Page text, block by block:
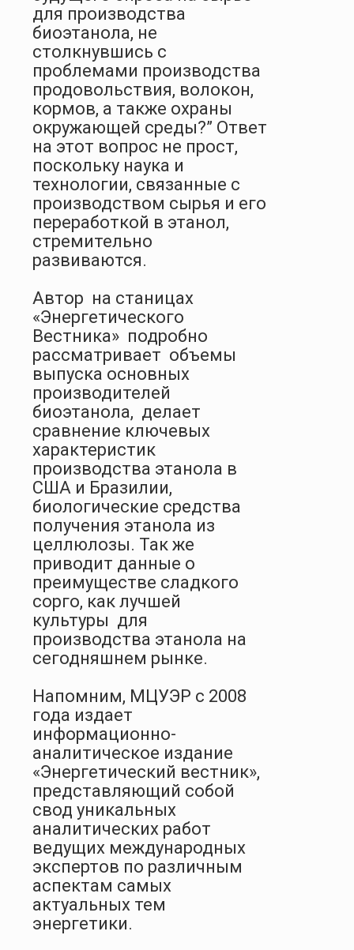
для производства
биоэтанола, не
столкнувшись с
проблемами производства
продовольствия, волокон,
кормов, а также охраны
окружающей среды?” Ответ
на этот вопрос не прост,
поскольку наука и
технологии, связанные с
производством сырья и его
переработкой в этанол,
стремительно
развиваются.
Автор на станицах
«Энергетического
Вестника» подробно
рассматривает объемы
выпуска основных
производителей
биоэтанола, делает
сравнение ключевых
характеристик
производства этанола в
США и Бразилии,
биологические средства
получения этанола из
целлюлозы. Так же
приводит данные о
преимуществе сладкого
сорго, как лучшей
культуры для
производства этанола на
сегодняшнем рынке.
Напомним, МЦУЭР с 2008
года издает
информационно-
аналитическое издание
«Энергетический вестник»,
представляющий собой
свод уникальных
аналитических работ
ведущих международных
экспертов по различным
аспектам самых
актуальных тем
энергетики.